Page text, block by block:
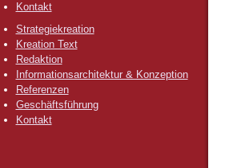
Kontakt
Strategiekreation
Kreation Text
Redaktion
Informationsarchitektur & Konzeption
Referenzen
Geschäftsführung
Kontakt